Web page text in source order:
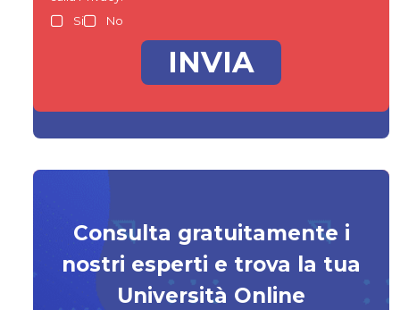
Si
No
Consulta gratuitamente i
nostri esperti e trova la tua
Università Online